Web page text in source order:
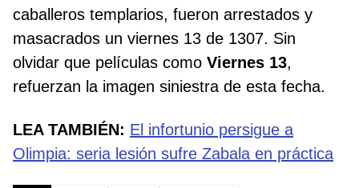
caballeros templarios, fueron arrestados y
masacrados un viernes 13 de 1307. Sin
olvidar que películas como Viernes 13,
refuerzan la imagen siniestra de esta fecha.
LEA TAMBIÉN: El infortunio persigue a
Olimpia: seria lesión sufre Zabala en práctica